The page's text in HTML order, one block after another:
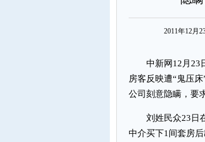
2011年12月
中新网12月23日
房客反映遭“鬼压
公司刻意隐瞒，要
刘姓民众23日在
中介买下1间套房